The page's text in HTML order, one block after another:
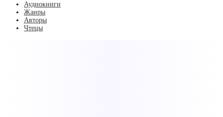
Аудиокниги
Жанры
Авторы
Чтецы